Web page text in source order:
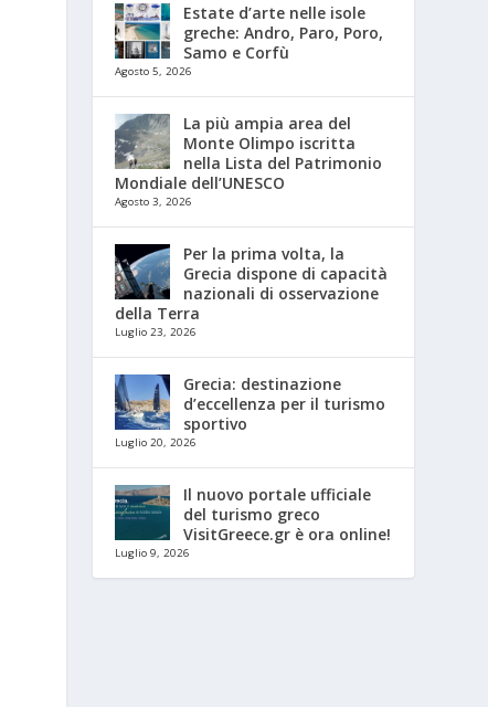
Estate d’arte nelle isole
greche: Andro, Paro, Poro,
Samo e Corfù
Agosto 5, 2026
La più ampia area del
Monte Olimpo iscritta
nella Lista del Patrimonio
Mondiale dell’UNESCO
Agosto 3, 2026
Per la prima volta, la
Grecia dispone di capacità
nazionali di osservazione
della Terra
Luglio 23, 2026
Grecia: destinazione
d’eccellenza per il turismo
sportivo
Luglio 20, 2026
Il nuovo portale ufficiale
del turismo greco
VisitGreece.gr è ora online!
Luglio 9, 2026